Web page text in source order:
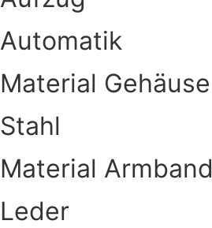
Automatik
Material Gehäuse
Stahl
Material Armband
Leder